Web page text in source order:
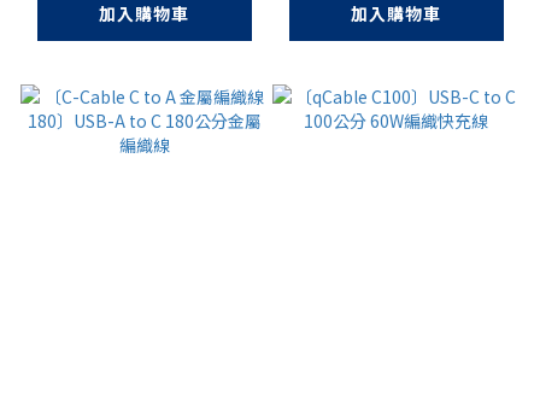
加入購物車 加入購物車